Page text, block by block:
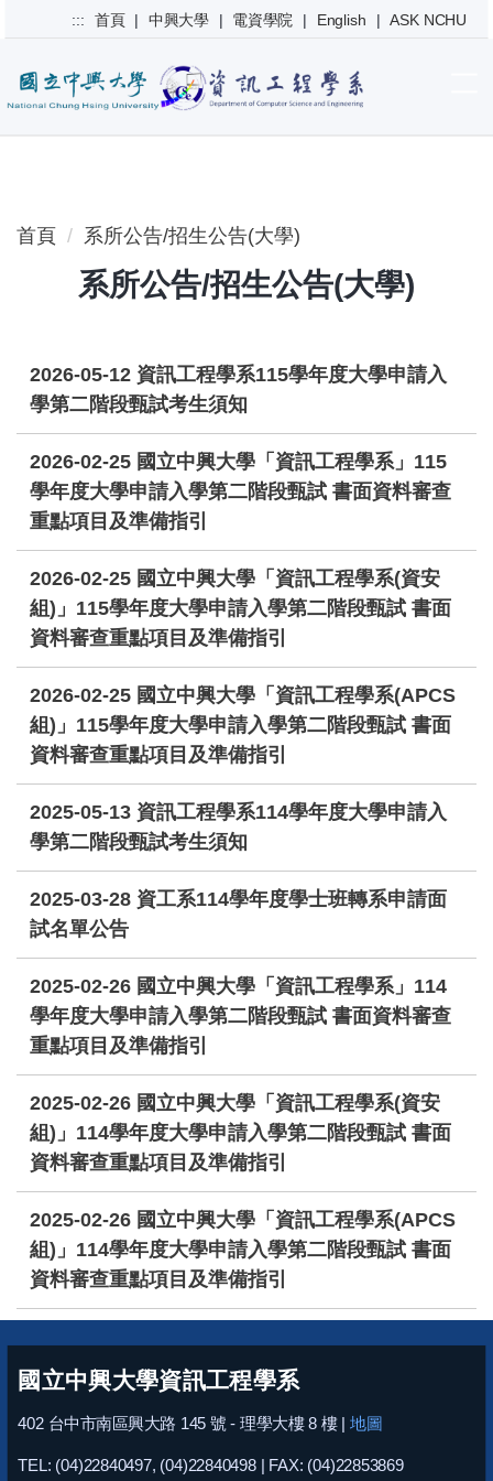
主
要
::: 首頁 | 中興大學 | 電資學院 | English | ASK NCHU
首頁 系所公告/招生公告(大學)
系所公告/招生公告(大學)
2026-05-12 資訊工程學系115學年度大學申請入
學第二階段甄試考生須知
2026-02-25 國立中興大學「資訊工程學系」115
學年度大學申請入學第二階段甄試 書面資料審查
重點項目及準備指引
2026-02-25 國立中興大學「資訊工程學系(資安
組)」115學年度大學申請入學第二階段甄試 書面
資料審查重點項目及準備指引
2026-02-25 國立中興大學「資訊工程學系(APCS
組)」115學年度大學申請入學第二階段甄試 書面
資料審查重點項目及準備指引
2025-05-13 資訊工程學系114學年度大學申請入
學第二階段甄試考生須知
2025-03-28 資工系114學年度學士班轉系申請面
試名單公告
2025-02-26 國立中興大學「資訊工程學系」114
學年度大學申請入學第二階段甄試 書面資料審查
重點項目及準備指引
2025-02-26 國立中興大學「資訊工程學系(資安
組)」114學年度大學申請入學第二階段甄試 書面
資料審查重點項目及準備指引
2025-02-26 國立中興大學「資訊工程學系(APCS
組)」114學年度大學申請入學第二階段甄試 書面
資料審查重點項目及準備指引
國立中興大學資訊工程學系
402 台中市南區興大路 145 號 - 理學大樓 8 樓 |地圖
TEL: (04)22840497, (04)22840498 | FAX: (04)22853869